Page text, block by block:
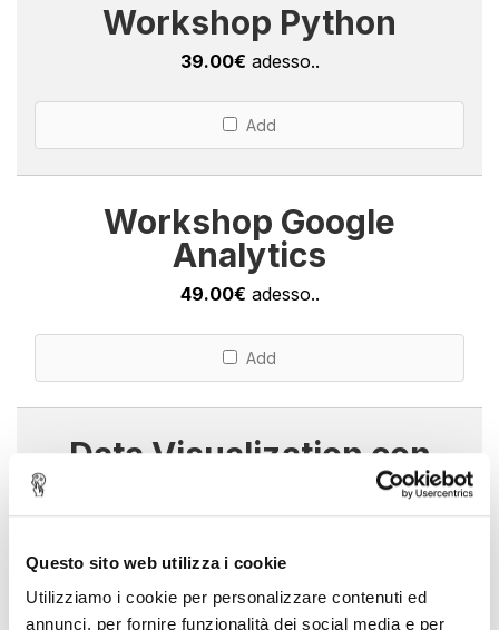
Questo sito web utilizza i cookie
Utilizziamo i cookie per personalizzare contenuti ed
annunci, per fornire funzionalità dei social media e per
Workshop Python
39.00€ adesso..
Add
Workshop Google
Analytics
49.00€ adesso..
Add
Data Visualization con
Google Data Studio
Add